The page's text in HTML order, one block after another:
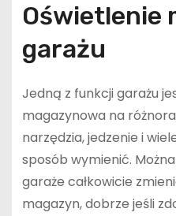
Oświetlenie
garażu
Jedną z funkcji garażu
magazynowa na
narzędzia, jedzenie i
sposób wymienić.
garaże całkowicie
magazyn, dobrze jeśli